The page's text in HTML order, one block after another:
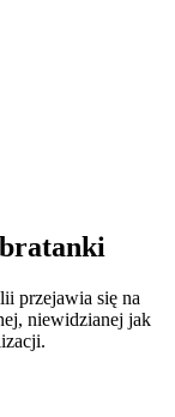
przejawia się na
niewidzianej jak